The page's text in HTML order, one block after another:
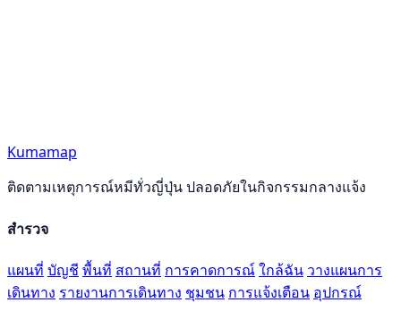
Kumamap
ติดตามเหตุการณ์หมีทั่วญี่ปุ่น ปลอดภัยในกิจกรรมกลางแจ้ง
สำรวจ
แผนที่ บัญชี พื้นที่ สถานที่ การคาดการณ์ใกล้ฉัน วางแผนการ
เดินทาง รายงานการเดินทาง ชุมชน การแจ้งเตือน อุปกรณ์